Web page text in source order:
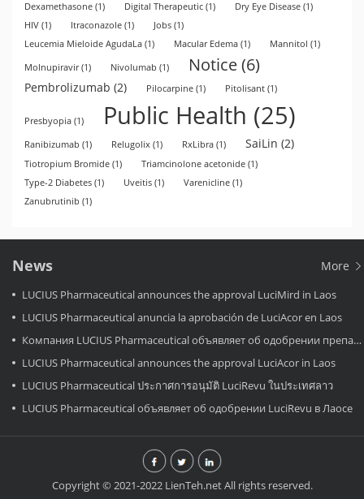
Dexamethasone (1) Digital Therapeutic (1) Dry Eye Disease (1)
HIV (1) Itraconazole (1) Jobs (1)
Leucemia Mieloide AgudaLa (1) Macular Edema (1) Mannitol (1)
Molnupiravir(1) Nivolumab (1) Notice(6)
Pembrolizumab (2) Pilocarpine (1) Pitolisant (1)
Presbyopia (1) Public Health (25)
Ranibizumab (1) Relugolix (1) RxLibra (1) SaiLin (2)
Tiotropium Bromide (1) Triamcinolone acetonide (1)
Type-2 Diabetes (1) Uveitis (1) Varenicline (1)
Zanubrutinib (1)
News More
LUCIUS Pharmaceutical announces the approval LuciMird in Laos
LUCIUS Pharmaceutical anuncia la aprobación de LuciAcor en Laos
Компания LUCIUS Pharmaceutical объявляет об одобрении препарата LuciAcor в Лаосе.
LUCIUS Pharmaceutical announces the approval LuciAcor in Laos
LUCIUS Pharmaceutical ประกาศการอนุมัติ LuciRevu ในประเทศลาว
LUCIUS Pharmaceutical объявляет об одобрении LuciRevu в Лаосе
Copyright © 2021-2022 LienTeh.net All rights reserved.